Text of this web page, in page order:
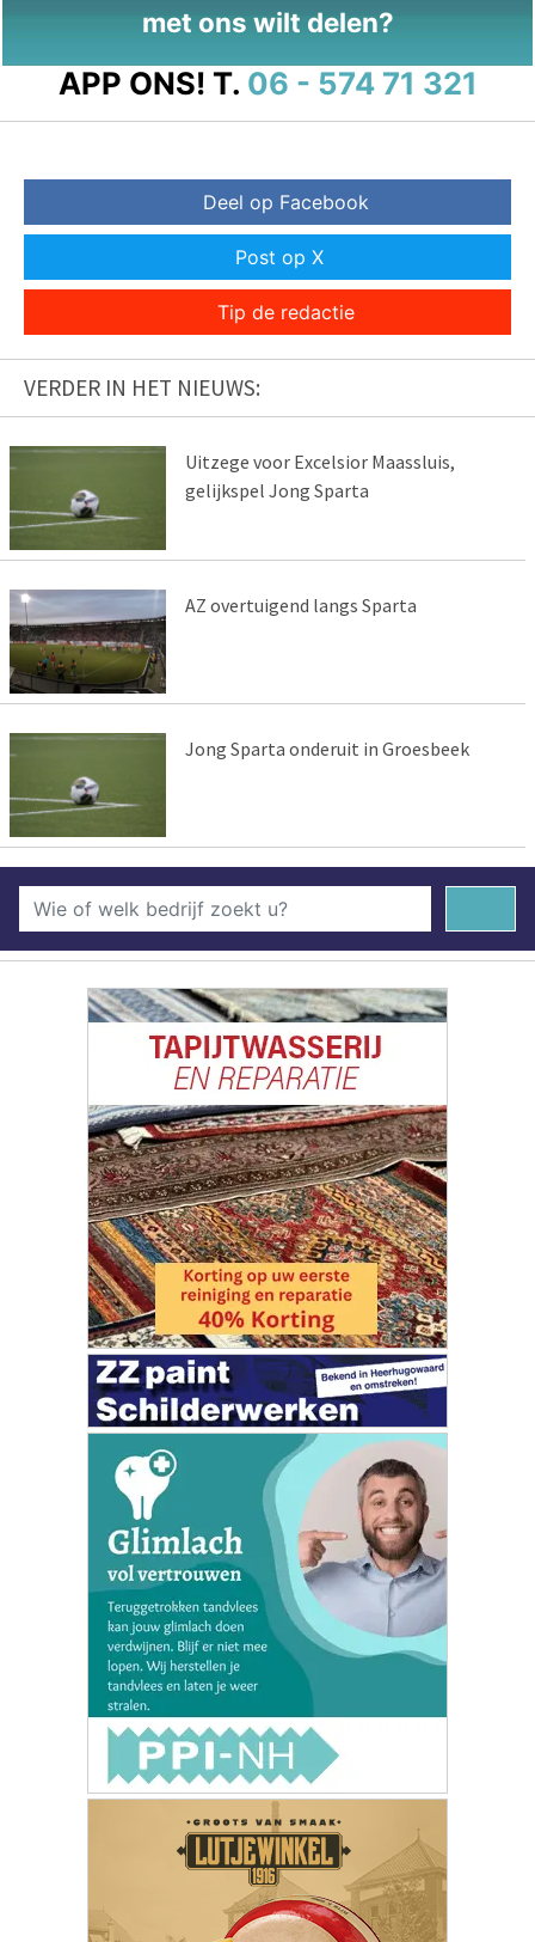
met ons wilt delen?
APP ONS! T. 06 - 574 71 321
Deel op Facebook
Post op X
Tip de redactie
VERDER IN HET NIEUWS:
Uitzege voor Excelsior Maassluis,
gelijkspel Jong Sparta
AZ overtuigend langs Sparta
Jong Sparta onderuit in Groesbeek